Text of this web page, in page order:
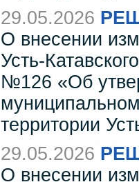
29.05.2026
О внесении
Усть-
№126 «Об
территории
29.05.2026
О внесении